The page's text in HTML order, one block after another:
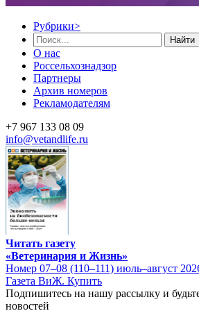
Рубрики>
Найти
О нас
Россельхознадзор
Партнеры
Архив номеров
Рекламодателям
+7 967 133 08 09
info@vetandlife.ru
Читать газету
«Ветеринария и Жизнь»
Номер 07–08 (110–111) июль–август
Газета ВиЖ. Купить
Подпишитесь на нашу рассылку и
новостей